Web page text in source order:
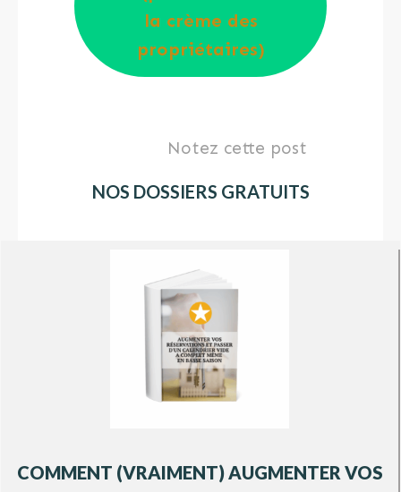
la crème des
propriétaires)
Notez cette post
NOS DOSSIERS GRATUITS
COMMENT (VRAIMENT) AUGMENTER VOS